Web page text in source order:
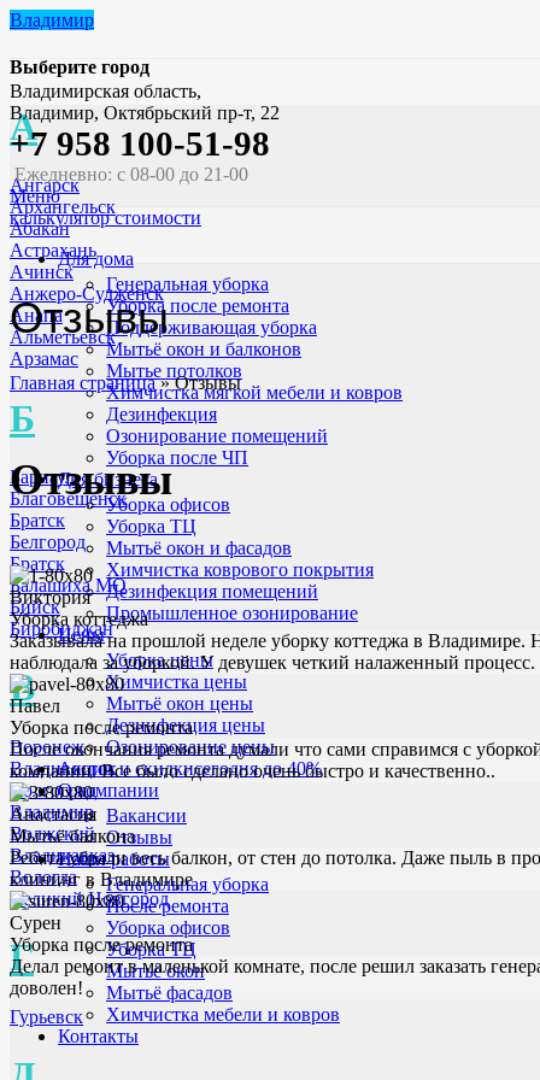
Владимир
Выберите город
А
Ангарск
Архангельск
Абакан
Астрахань
Ачинск
Анжеро-Судженск
Анапа
Альметьевск
Арзамас
Б
Барнаул
Благовещенск
Братск
Белгород
Братск
Балашиха МО
Бийск
Биробиджан
В
Воронеж
Владивосток
Волгоград
Владимир
Волжский
Владикавказ
Вологда
Великий Новгород
Г
Гурьевск
Владимирская область,
Владимир, Октябрьский пр-т, 22
+7 958 100-51-98
Ежедневно: с 08-00 до 21-00
Меню
калькулятор стоимости
Для дома
Генеральная уборка
Уборка после ремонта
Поддерживающая уборка
Мытьё окон и балконов
Мытье потолков
Химчистка мягкой мебели и ковров
Дезинфекция
Озонирование помещений
Уборка после ЧП
Для бизнеса
Уборка офисов
Уборка ТЦ
Мытьё окон и фасадов
Химчистка коврового покрытия
Дезинфекция помещений
Промышленное озонирование
Цены
Уборка цены
Химчистка цены
Мытьё окон цены
Дезинфекция цены
Озонирование цены
Акции и скидкисегодня до 40%
О компании
Вакансии
Отзывы
Наши работы
Генеральная уборка
После ремонта
Уборка офисов
Уборка ТЦ
Мытьё окон
Мытьё фасадов
Химчистка мебели и ковров
Контакты
Отзывы
Главная страница»Отзывы
Отзывы
Виктория
Уборка коттеджа
Заказывала на прошлой неделе уборку коттеджа в
наблюдала за уборкой. У девушек четкий налаженный
Павел
Уборка после ремонта
После окончания ремонта думали что сами справимся с
компании. Все было сделано очень быстро и качественно..
Анастасия
Мытьё балкона
Ребята убрали весь балкон, от стен до потолка. Даже пыль
клининг в Владимире
Сурен
Уборка после ремонта
Делал ремонт в маленькой комнате, после решил заказать
доволен!